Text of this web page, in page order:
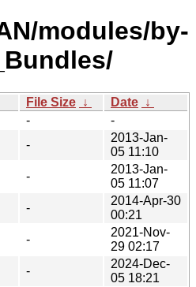
modules/by-
File Size ↓ Date ↓
-
-
-
2013-Jan-
05 11:10
-
2013-Jan-
05 11:07
-
2014-Apr-30
00:21
-
2021-Nov-
29 02:17
-
2024-Dec-
05 18:21